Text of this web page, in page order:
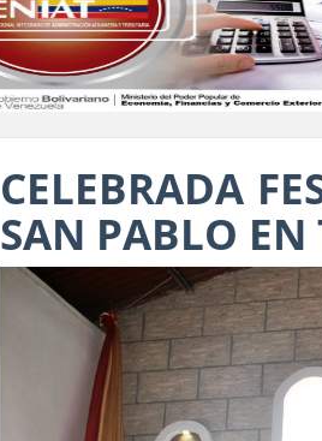
CELEBRADA
SAN PABLO EN